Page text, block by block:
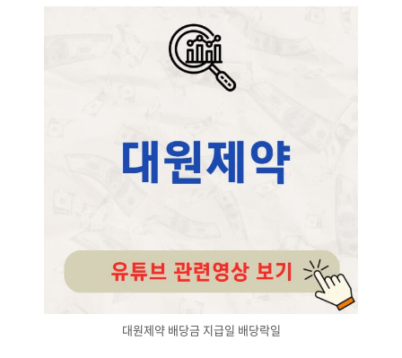
대원제약 배당금 지급일 배당락일